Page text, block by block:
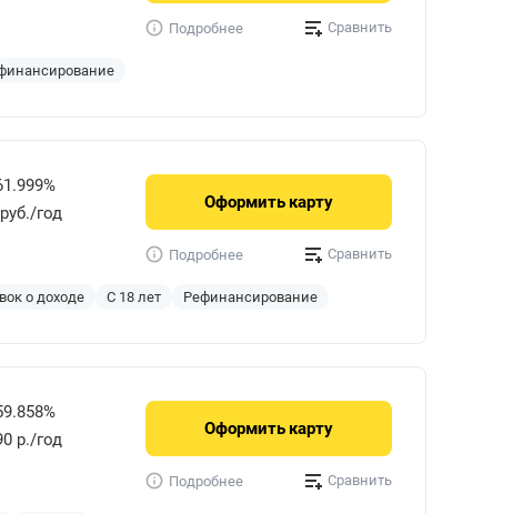
Подробнее Сравнить
год
о доходе С 18 лет Рефинансирование
Оформить карту
Подробнее Сравнить
р./год
Оформить карту
Подробнее Сравнить